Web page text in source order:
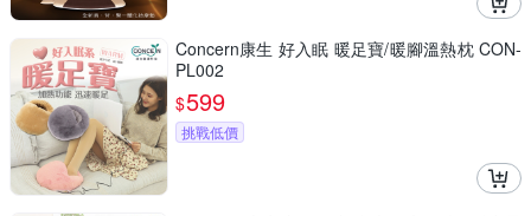
Concern康生 好入眠 暖足寶/暖腳溫熱枕 CON-
PL002
$599
挑戰低價